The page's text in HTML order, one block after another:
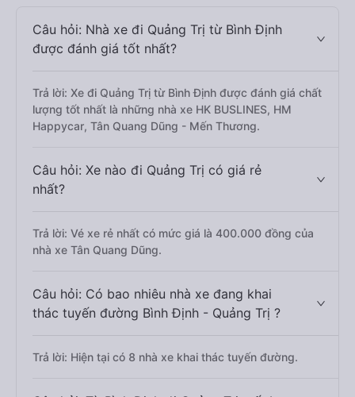
Câu hỏi: Nhà xe đi Quảng Trị từ Bình Định
được đánh giá tốt nhất?
Trả lời: Xe đi Quảng Trị từ Bình Định được đánh giá chất
lượng tốt nhất là những nhà xe HK BUSLINES, HM
Happycar, Tân Quang Dũng - Mến Thương.
Câu hỏi: Xe nào đi Quảng Trị có giá rẻ
nhất?
Trả lời: Vé xe rẻ nhất có mức giá là 400.000 đồng của
nhà xe Tân Quang Dũng.
Câu hỏi: Có bao nhiêu nhà xe đang khai
thác tuyến đường Bình Định - Quảng Trị ?
Trả lời: Hiện tại có 8 nhà xe khai thác tuyến đường.